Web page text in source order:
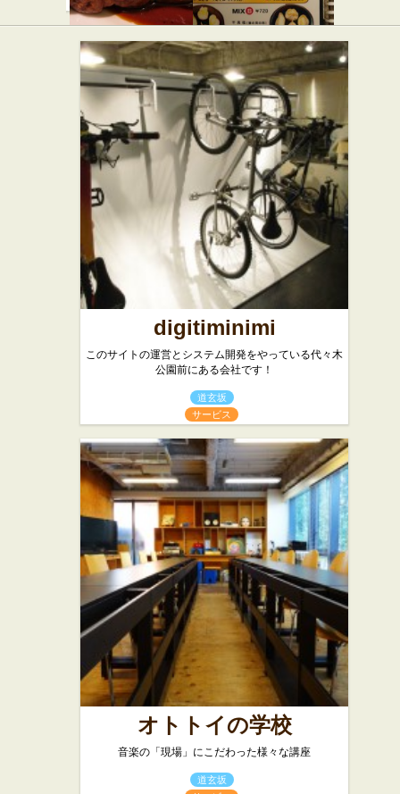
ルモンド
★★☆
西洋料理
老辺餃子館
本店
中華
digitiminimi
このサイトの運営とシステム開発をやっている代々木
公園前にある会社です！
道玄坂
サービス
オトトイの学校
音楽の「現場」にこだわった様々な講座
道玄坂